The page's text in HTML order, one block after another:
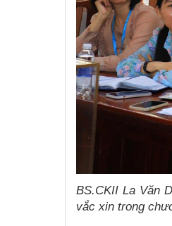
BS.CKII La Văn
vắc xin trong